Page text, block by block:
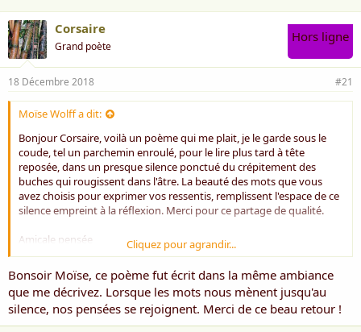
t
e
u
r
d
e
l
a
d
i
s
c
u
s
e
d
d
é
b
u
t
Corsaire
Grand poète
Hors ligne
18 Décembre 2018 #21
Moïse Wolff a dit:
Bonjour Corsaire, voilà un poème qui me plait, je le garde sous le
coude, tel un parchemin enroulé, pour le lire plus tard à tête
reposée, dans un presque silence ponctué du crépitement des
buches qui rougissent dans l'âtre. La beauté des mots que vous
avez choisis pour exprimer vos ressentis, remplissent l'espace de ce
silence empreint à la réflexion. Merci pour ce partage de qualité.
Amicale pensée
Moïse
Cliquez pour agrandir...
Bonsoir Moïse, ce poème fut écrit dans la même ambiance
que me décrivez. Lorsque les mots nous mènent jusqu'au
silence, nos pensées se rejoignent. Merci de ce beau retour !